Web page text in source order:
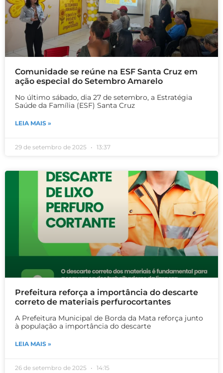
Comunidade se reúne na ESF Santa Cruz em
ação especial do Setembro Amarelo
No último sábado, dia 27 de setembro, a Estratégia
Saúde da Família (ESF) Santa Cruz
LEIA MAIS »
29 de setembro de 2025 13:37
Prefeitura reforça a importância do descarte
correto de materiais perfurocortantes
A Prefeitura Municipal de Borda da Mata reforça junto
à população a importância do descarte
LEIA MAIS »
26 de setembro de 2025 14:15